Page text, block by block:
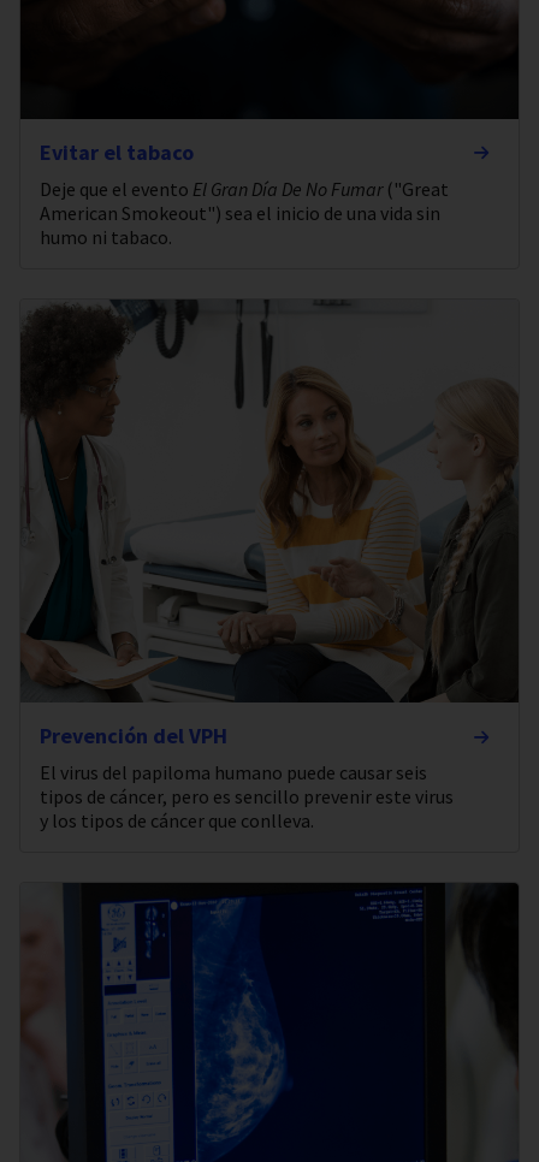
Evitar el tabaco
Deje que el evento El Gran Día De No Fumar("Great
American Smokeout") sea el inicio de una vida sin
humo ni tabaco.
Prevención del VPH
El virus del papiloma humano puede causar seis
tipos de cáncer, pero es sencillo prevenir este virus
y los tipos de cáncer que conlleva.